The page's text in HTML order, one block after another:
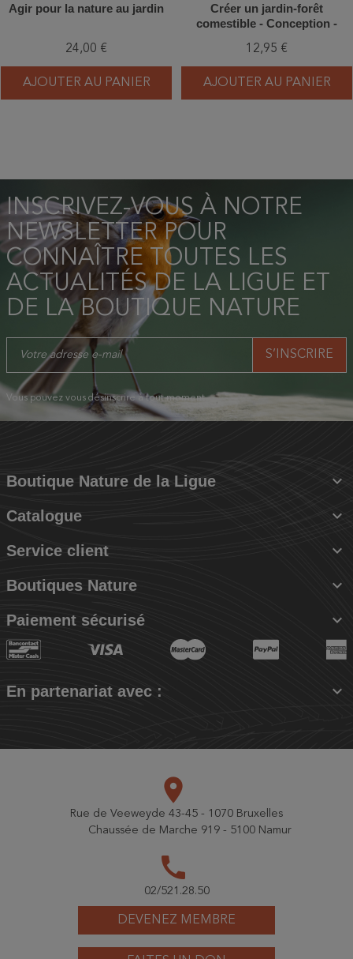
Agir pour la nature au jardin
24,00 €
AJOUTER AU PANIER
Créer un jardin-forêt
comestible - Conception -
12,95 €
AJOUTER AU PANIER
INSCRIVEZ-VOUS À NOTRE
NEWSLETTER POUR
CONNAÎTRE TOUTES LES
ACTUALITÉS DE LA LIGUE ET
DE LA BOUTIQUE NATURE
Vous pouvez vous désinscrire à tout moment.
Boutique Nature de la Ligue 
Catalogue 
Service client 
Boutiques Nature 
Paiement sécurisé 
En partenariat avec : 
DEVENEZ MEMBRE
place
Rue de Veeweyde 43-45 - 1070 Bruxelles
Chaussée de Marche 919 - 5100 Namur
call
02/521.28.50